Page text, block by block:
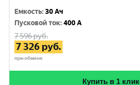
Емкость:30 Ач
Пусковой ток:400 A
7 596руб.
7 326 руб.
при обмене
Купить в 1 клик